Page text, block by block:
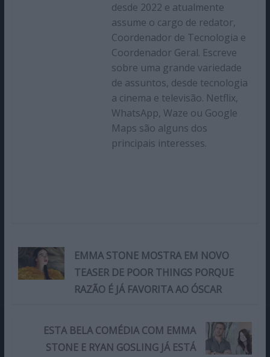
desde 2022 e atualmente
assume o cargo de redator,
Coordenador de Tecnologia e
Coordenador Geral. Escreve
sobre uma grande variedade
de assuntos, desde tecnologia
a cinema e televisão. Netflix,
WhatsApp, Waze ou Google
Maps são alguns dos
principais interesses.
EMMA STONE MOSTRA EM NOVO
TEASER DE POOR THINGS PORQUE
RAZÃO É JÁ FAVORITA AO ÓSCAR
ESTA BELA COMÉDIA COM EMMA
STONE E RYAN GOSLING JÁ ESTÁ